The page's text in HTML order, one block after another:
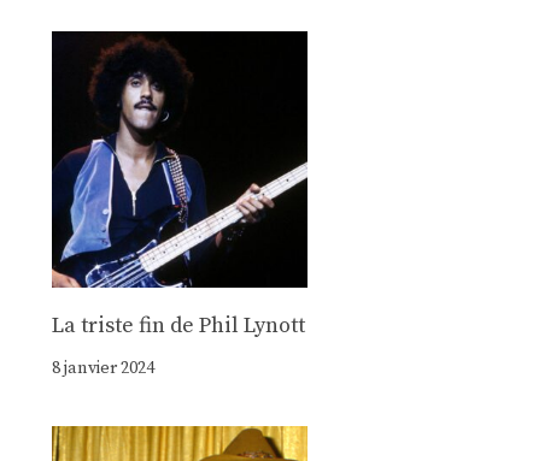
La triste fin de Phil Lynott
8 janvier 2024